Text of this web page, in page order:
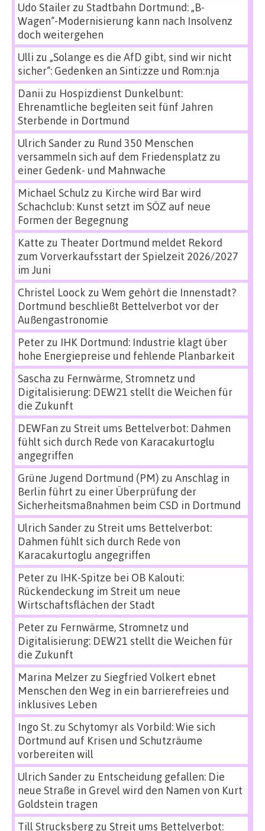
Udo Stailerzu Stadtbahn Dortmund: „B-
Wagen“-Modernisierung kann nach Insolvenz
doch weitergehen
Ulli zu „Solange es die AfD gibt, sind wir nicht
sicher“: Gedenken an Sinti:zze und Rom:nja
Danii zu Hospizdienst Dunkelbunt:
Ehrenamtliche begleiten seit fünf Jahren
Sterbende in Dortmund
Ulrich Sanderzu Rund 350 Menschen
versammeln sich auf dem Friedensplatz zu
einer Gedenk- und Mahnwache
Michael Schulz zu Kirche wird Bar wird
Schachclub: Kunst setzt im SÖZ auf neue
Formen der Begegnung
Katte zu Theater Dortmund meldet Rekord
zum Vorverkaufsstart der Spielzeit 2026/2027
im Juni
Christel Loock zu Wem gehört die Innenstadt?
Dortmund beschließt Bettelverbot vor der
Außengastronomie
Peterzu IHK Dortmund: Industrie klagt über
hohe Energiepreise und fehlende Planbarkeit
Sascha zu Fernwärme, Stromnetz und
Digitalisierung: DEW21 stellt die Weichen für
die Zukunft
DEWFan zu Streit ums Bettelverbot: Dahmen
fühlt sich durch Rede von Karacakurtoglu
angegriffen
Grüne Jugend Dortmund (PM) zu Anschlag in
Berlin führt zu einer Überprüfung der
Sicherheitsmaßnahmen beim CSD in Dortmund
Ulrich Sanderzu Streit ums Bettelverbot:
Dahmen fühlt sich durch Rede von
Karacakurtoglu angegriffen
Peterzu IHK-Spitze bei OB Kalouti:
Rückendeckung im Streit um neue
Wirtschaftsflächen der Stadt
Peterzu Fernwärme, Stromnetz und
Digitalisierung: DEW21 stellt die Weichen für
die Zukunft
Marina Melzerzu Siegfried Volkert ebnet
Menschen den Weg in ein barrierefreies und
inklusives Leben
Ingo St.zu Schytomyr als Vorbild: Wie sich
Dortmund auf Krisen und Schutzräume
vorbereiten will
Ulrich Sanderzu Entscheidung gefallen: Die
neue Straße in Grevel wird den Namen von Kurt
Goldstein tragen
Till Strucksbergzu Streit ums Bettelverbot: